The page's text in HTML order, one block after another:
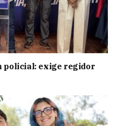
policial: exige regidor